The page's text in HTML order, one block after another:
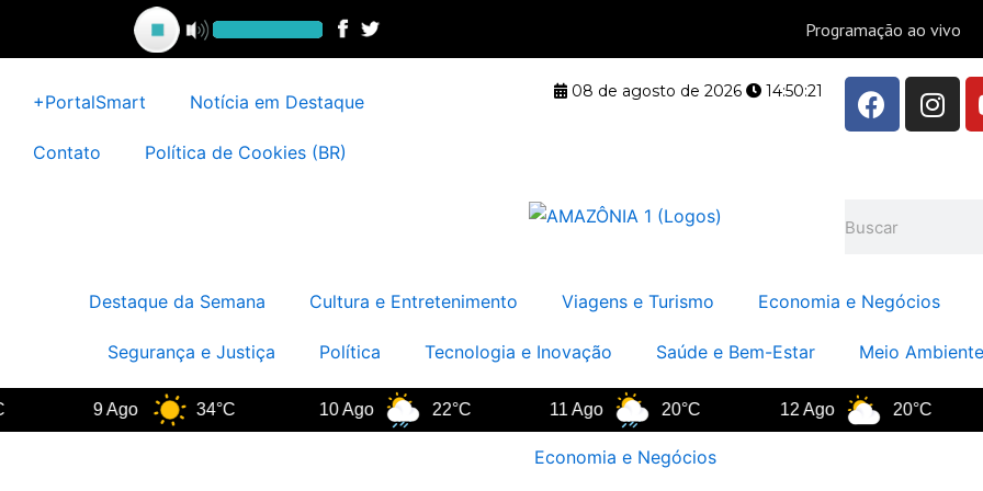
conteúdo
+PortalSmart Notícia em Destaque
Contato Política de Cookies (BR)
08 de agosto de 2026 14:50:22
F
a
o
I
n
m
Destaque da Semana Cultura e Entretenimento Viagens e Turismo Economia e Negócios
Segurança e Justiça Política Tecnologia e Inovação Saúde e Bem-Estar Meio
9 Ago 34°C 10 Ago 22°C 11 Ago 20°C 12 Ago 20°C
Economia e Negócios